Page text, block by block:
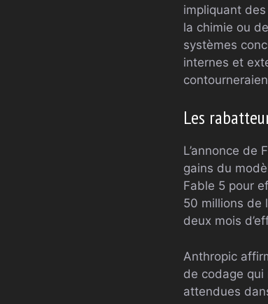
impliquant
la chimie ou
systèmes
internes et
Les
L’annonce de
gains du
Fable 5 pour
50 millions de
deux mois
Anthropic
de codage qui
attendues